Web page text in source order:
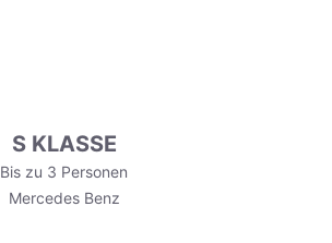
S KLASSE
Bis zu 3 Personen
Mercedes Benz